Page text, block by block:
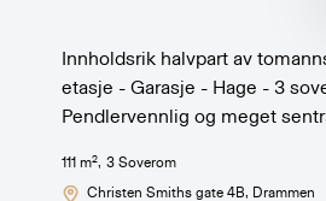
Innholdsrik halvpart av
etasje - Garasje - Hage - 3
Pendlervennlig og meget
111 m2, 3Soverom
Christen Smiths gate 4B, Drammen